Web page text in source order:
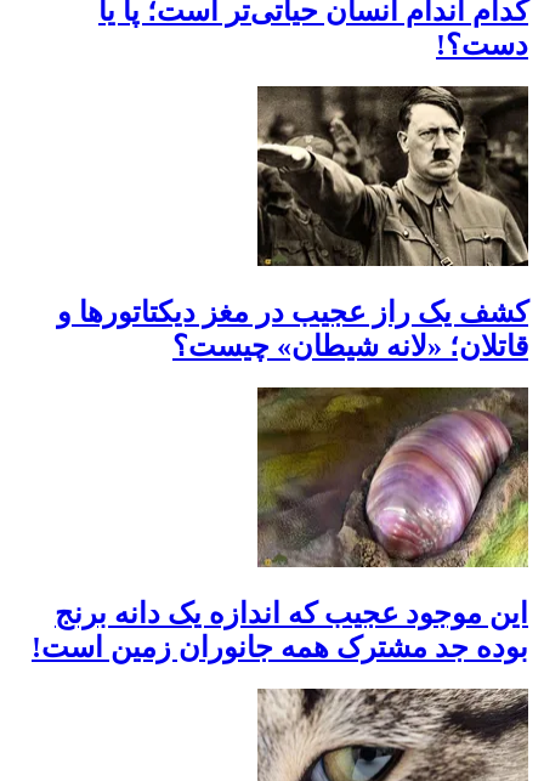
کدام اندام انسان حیاتی‌تر است؛ پا‌ یا
دست‌؟!
کشف یک راز عجیب در مغز دیکتاتور‌ها و
قاتلان؛ «لانه شیطان» چیست؟
این موجود عجیب که اندازه یک دانه برنج
بوده جد مشترک همه جانوران زمین است!